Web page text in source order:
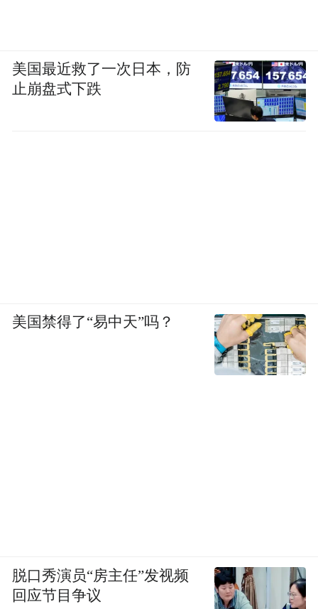
美国最近救了一次日本，防
止崩盘式下跌
美国禁得了“易中天”吗？
脱口秀演员“房主任”发视频
回应节目争议